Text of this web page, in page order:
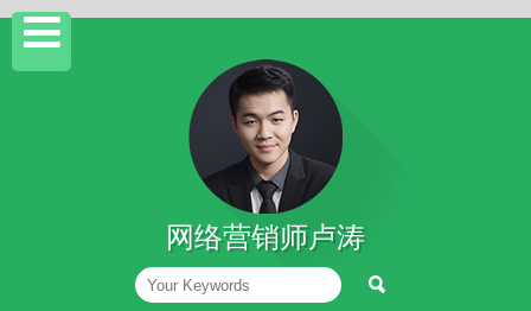
网络营销师卢涛